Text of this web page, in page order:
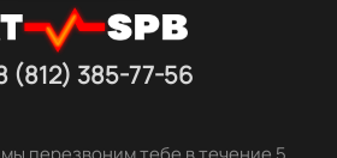
(812) 385-77-56